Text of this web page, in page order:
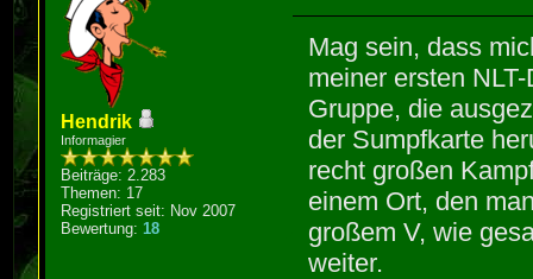
Hendrik
Informagier
Beiträge: 2.283
Themen: 17
Registriert seit: Nov 2007
Bewertung: 18
Mag sein, dass
meiner ersten
Gruppe, die
der Sumpfkarte
recht großen
einem Ort, den
großem V, wie
weiter.